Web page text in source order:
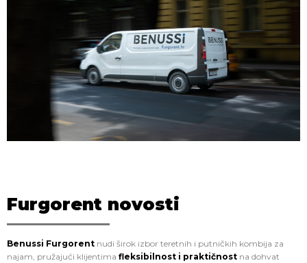
Furgorent novosti
Benussi Furgorent nudi širok izbor teretnih i putničkih kombija za
najam, pružajući klijentima fleksibilnost i praktičnost na dohvat